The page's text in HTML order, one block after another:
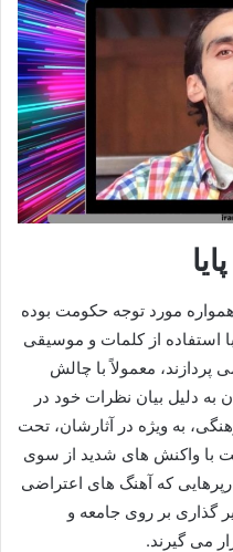
مورد توجه حکومت‌ بوده
استفاده از کلمات و موسیقی
پردازند، معمولاً با چالش‌
به دلیل بیان نظرات خود در
به‌ ویژه در آثارشان، تحت
با واکنش‌ های شدید از سوی
که آهنگ‌ های اعتراضی
گذاری‌ بر روی جامعه و
می‌ گیرند.